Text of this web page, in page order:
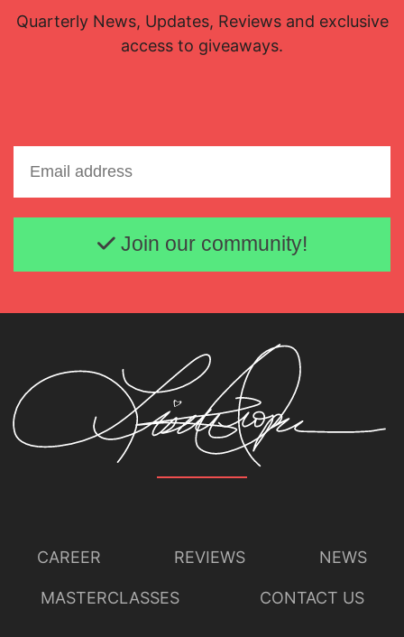
Quarterly News, Updates, Reviews and exclusive
access to giveaways.
Email address
Join our community!
CAREER REVIEWS NEWS
MASTERCLASSES CONTACT US